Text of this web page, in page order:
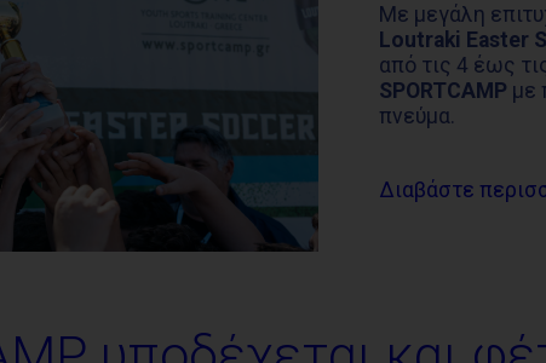
Με μεγάλη
Loutraki Easter
από τις 4 έως
SPORTCAMP με
πνεύμα.
Διαβάστε